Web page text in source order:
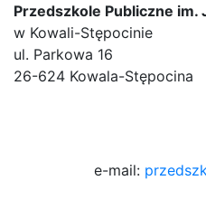
Przedszkole Publiczne im.
w Kowali-Stępocinie
ul. Parkowa 16
26-624 Kowala-Stępocina
e-mail: